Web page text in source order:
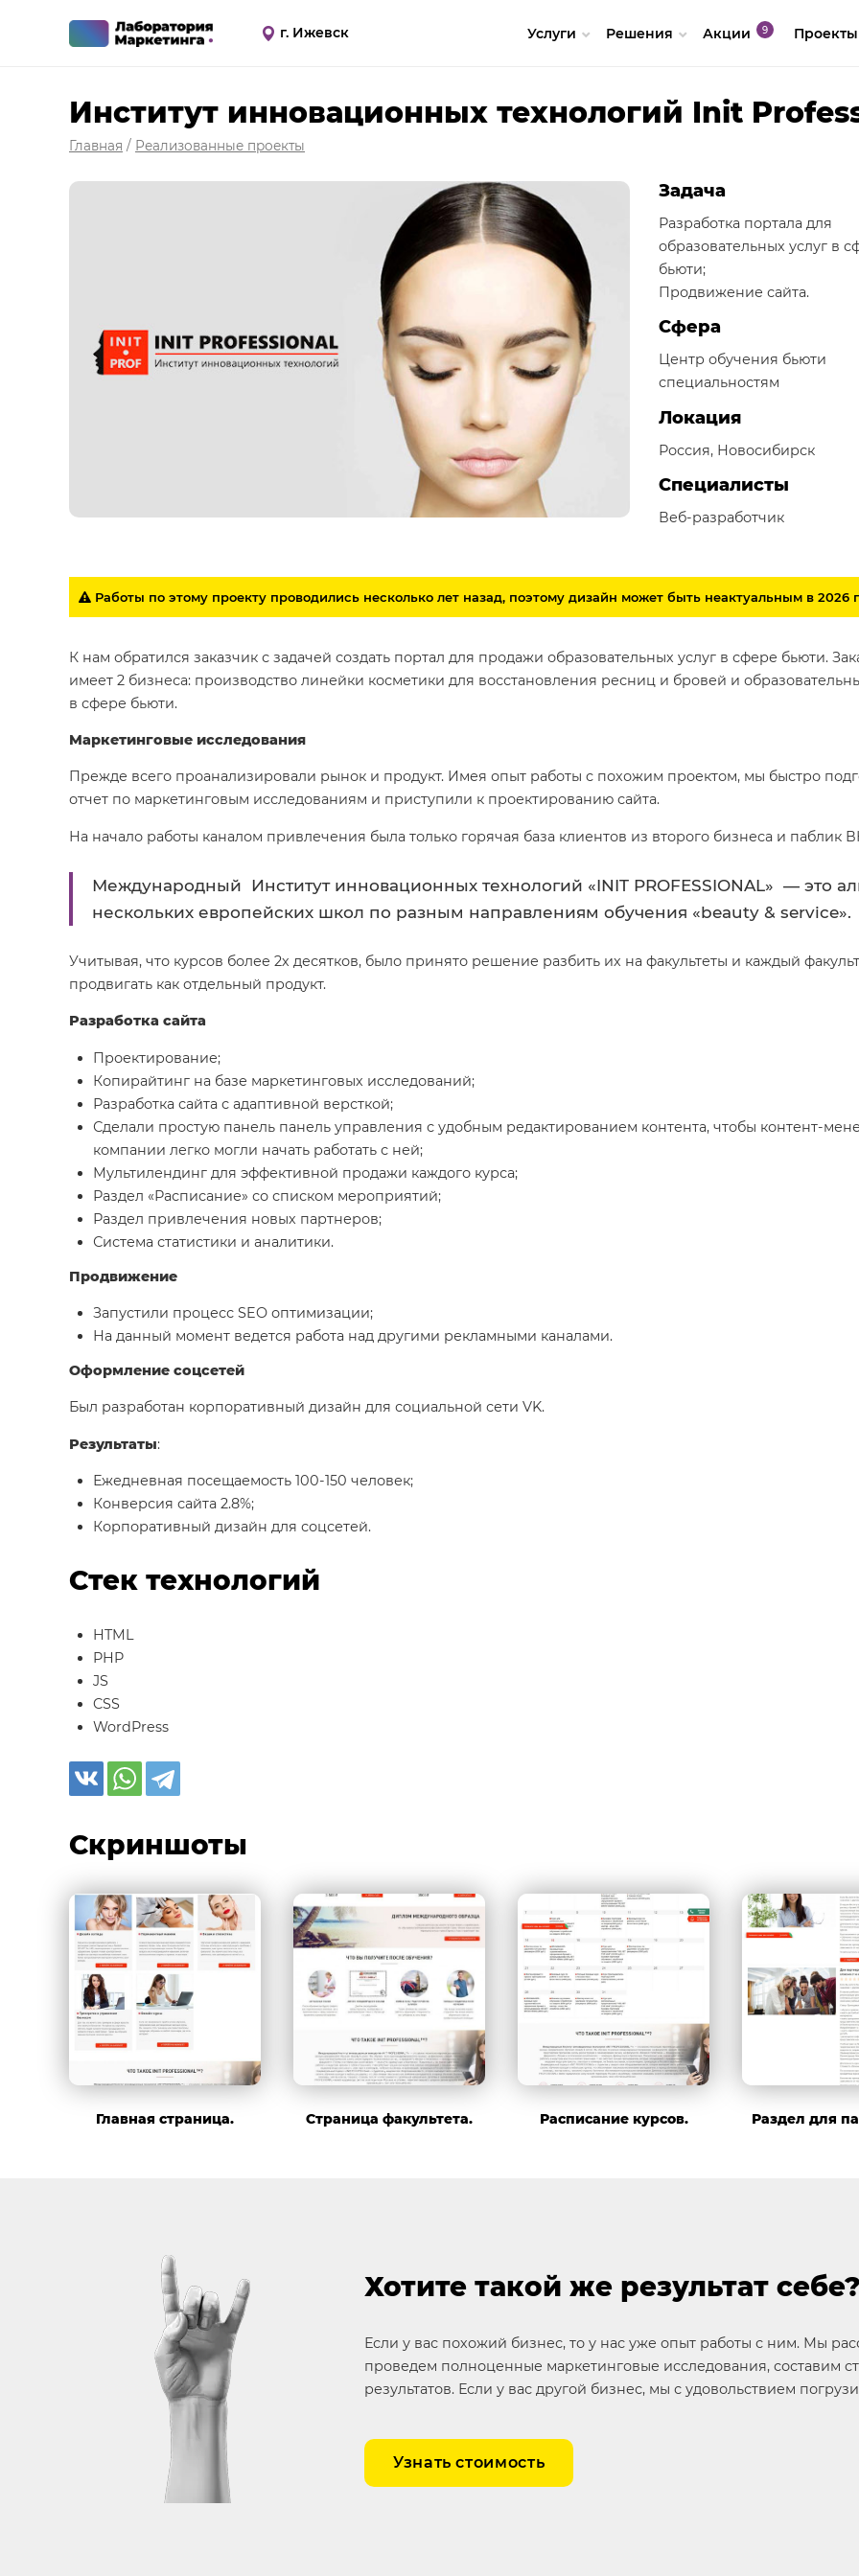
г. Ижевск Услуги Решения Акции Проекты
Институт инновационных технологий Init
Главная / Реализованные проекты
Задача
Разработка портала для
образовательных услуг в
бьюти;
Продвижение сайта.
Сфера
Центр обучения бьюти
специальностям
Локация
Россия, Новосибирск
Специалисты
Веб-разработчик
Работы по этому проекту проводились несколько лет назад, поэтому дизайн может быть неактуальным в 2026
К нам обратился заказчик с задачей создать портал для продажи образовательных услуг в сфере бьюти.
имеет 2 бизнеса: производство линейки косметики для восстановления ресниц и бровей и
в сфере бьюти.
Маркетинговые исследования
Прежде всего проанализировали рынок и продукт. Имея опыт работы c похожим проектом, мы быстро
отчет по маркетинговым исследованиям и приступили к проектированию сайта.
На начало работы каналом привлечения была только горячая база клиентов из второго бизнеса и паблик
Международный Институт инновационных технологий «INIT PROFESSIONAL» — это
нескольких европейских школ по разным направлениям обучения «beauty & service».
Учитывая, что курсов более 2х десятков, было принято решение разбить их на факультеты и каждый
продвигать как отдельный продукт.
Разработка сайта
Проектирование;
Копирайтинг на базе маркетинговых исследований;
Разработка сайта с адаптивной версткой;
Сделали простую панель панель управления с удобным редактированием контента, чтобы контент-
компании легко могли начать работать с ней;
Мультилендинг для эффективной продажи каждого курса;
Раздел «Расписание» со списком мероприятий;
Раздел привлечения новых партнеров;
Система статистики и аналитики.
Продвижение
Запустили процесс SEO оптимизации;
На данный момент ведется работа над другими рекламными каналами.
Оформление соцсетей
Был разработан корпоративный дизайн для социальной сети VK.
Результаты:
Ежедневная посещаемость 100-150 человек;
Конверсия сайта 2.8%;
Корпоративный дизайн для соцсетей.
Стек технологий
HTML
PHP
JS
CSS
WordPress
Скриншоты
Главная страница. Страница факультета. Расписание курсов. Раздел для
Хотите такой же результат себе?
Если у вас похожий бизнес, то у нас уже опыт работы с ним. Мы
проведем полноценные маркетинговые исследования, составим
результатов. Если у вас другой бизнес, мы с удовольствием
Узнать стоимость